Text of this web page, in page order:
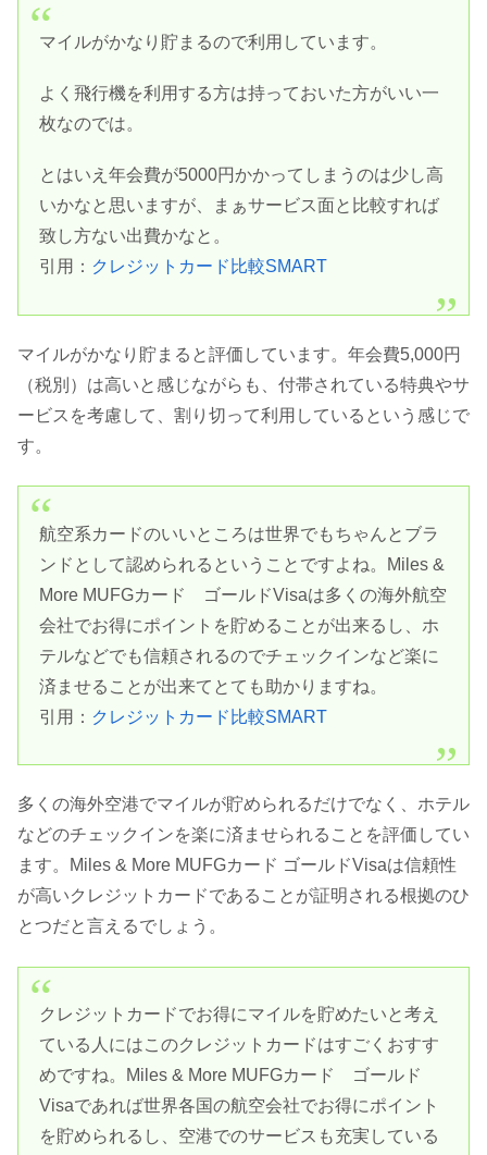
マイルがかなり貯まるので利用しています。
よく飛行機を利用する方は持っておいた方がいい一
枚なのでは。
とはいえ年会費が5000円かかってしまうのは少し高
いかなと思いますが、まぁサービス面と比較すれば
致し方ない出費かなと。
引用： クレジットカード比較SMART
マイルがかなり貯まると評価しています。年会費5,000円
（税別）は高いと感じながらも、付帯されている特典やサ
ービスを考慮して、割り切って利用しているという感じで
す。
航空系カードのいいところは世界でもちゃんとブラ
ンドとして認められるということですよね。Miles &
More MUFGカード ゴールドVisaは多くの海外航空
会社でお得にポイントを貯めることが出来るし、ホ
テルなどでも信頼されるのでチェックインなど楽に
済ませることが出来てとても助かりますね。
引用： クレジットカード比較SMART
多くの海外空港でマイルが貯められるだけでなく、ホテル
などのチェックインを楽に済ませられることを評価してい
ます。Miles & More MUFGカード ゴールドVisaは信頼性
が高いクレジットカードであることが証明される根拠のひ
とつだと言えるでしょう。
クレジットカードでお得にマイルを貯めたいと考え
ている人にはこのクレジットカードはすごくおすす
めですね。Miles & More MUFGカード ゴールド
Visaであれば世界各国の航空会社でお得にポイント
を貯められるし、空港でのサービスも充実している